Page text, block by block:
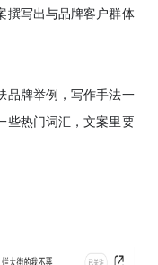
撰写出与品牌客户群体
品牌举例，写作手法一
些热门词汇，文案里要